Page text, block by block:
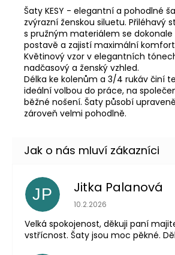
Šaty KESY - elegantní a pohodlné
zvýrazní ženskou siluetu. Přiléhavý
s pružným materiálem se dokonale
postavě a zajistí maximální
Květinový vzor v elegantních
nadčasový a ženský vzhled.
Délka ke kolenům a 3/4 rukáv činí
ideální volbou do práce, na
běžné nošení. Šaty působí
zároveň velmi pohodlně.
JP Jitka Palanová
Hodnocení obchodu je 5
10.2.2026
Velká spokojenost, děkuji paní
vstřícnost. Šaty jsou moc pěkné.